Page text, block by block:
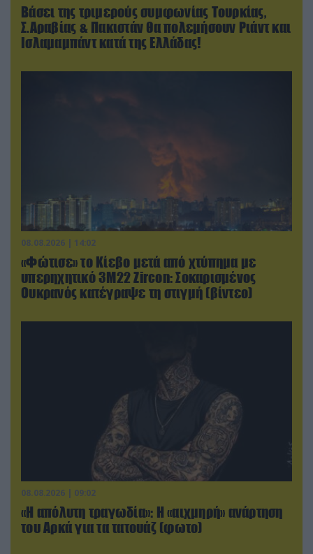
Βάσει της τριμερούς συμφωνίας Τουρκίας,
Σ.Αραβίας & Πακιστάν θα πολεμήσουν Ριάντ και
Ισλαμαμπάντ κατά της Ελλάδας!
08.08.2026 | 14:02
«Φώτισε» το Κίεβο μετά από χτύπημα με
υπερηχητικό 3M22 Zircon: Σοκαρισμένος
Ουκρανός κατέγραψε τη στιγμή (βίντεο)
08.08.2026 | 09:02
«Η απόλυτη τραγωδία»: Η «αιχμηρή» ανάρτηση
του Αρκά για τα τατουάζ (φωτο)